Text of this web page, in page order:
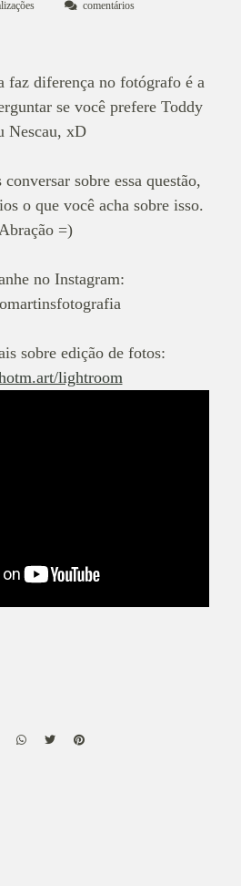
comentários
faz diferença no fotógrafo é a
se você prefere Toddy
Nescau, xD
sobre essa questão,
o que você acha sobre isso.
Abração =)
no Instagram:
sobre edição de fotos:
lightroom